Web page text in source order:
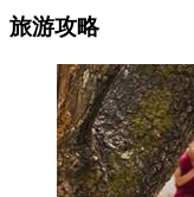
旅游攻略